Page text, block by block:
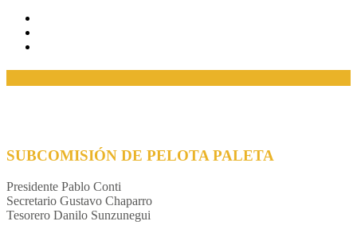
SUBCOMISIÓN DE PELOTA PALETA
Presidente Pablo Conti
Secretario Gustavo Chaparro
Tesorero Danilo Sunzunegui